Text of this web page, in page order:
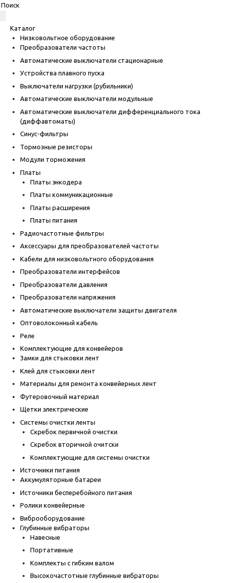
Каталог
Низковольтное оборудование
Преобразователи частоты
Автоматические выключатели стационарные
Устройства плавного пуска
Выключатели нагрузки (рубильники)
Автоматические выключатели модульные
Автоматические выключатели дифференциального тока
(диффавтоматы)
Синус-фильтры
Тормозные резисторы
Модули торможения
Платы
Платы энкодера
Платы коммуникационные
Платы расширения
Платы питания
Радиочастотные фильтры
Аксессуары для преобразователей частоты
Кабели для низковольтного оборудования
Преобразователи интерфейсов
Преобразователи давления
Преобразователи напряжения
Автоматические выключатели защиты двигателя
Оптоволоконный кабель
Реле
Комплектующие для конвейеров
Замки для стыковки лент
Клей для стыковки лент
Материалы для ремонта конвейерных лент
Футеровочный материал
Щетки электрические
Системы очистки ленты
Скребок первичной очистки
Скребок вторичной очитски
Комплектующие для системы очистки
Источники питания
Аккумуляторные батареи
Источники бесперебойного питания
Ролики конвейерные
Виброоборудование
Глубинные вибраторы
Навесные
Портативные
Комплекты с гибким валом
Высокочастотные глубинные вибраторы